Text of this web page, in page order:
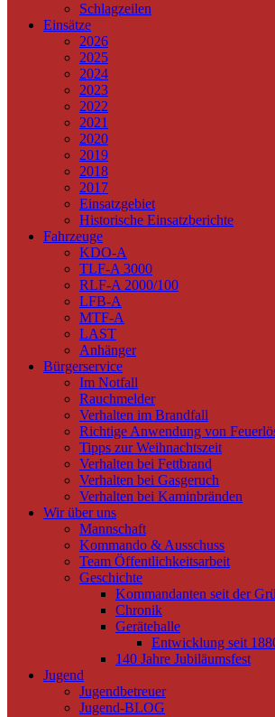
Schlagzeilen
Einsätze
2026
2025
2024
2023
2022
2021
2020
2019
2018
2017
Einsatzgebiet
Historische Einsatzberichte
Fahrzeuge
KDO-A
TLF-A 3000
RLF-A 2000/100
LFB-A
MTF-A
LAST
Anhänger
Bürgerservice
Im Notfall
Rauchmelder
Verhalten im Brandfall
Richtige Anwendung von
Tipps zur Weihnachtszeit
Verhalten bei Fettbrand
Verhalten bei Gasgeruch
Verhalten bei Kaminbränden
Wir über uns
Mannschaft
Kommando & Ausschuss
Team Öffentlichkeitsarbeit
Geschichte
Kommandanten seit der
Chronik
Gerätehalle
Entwicklung seit
140 Jahre Jubiläumsfest
Jugend
Jugendbetreuer
Jugend-BLOG